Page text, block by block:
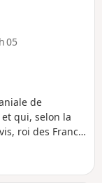
05
de
qui, selon la
roi des Francs
de Notre-